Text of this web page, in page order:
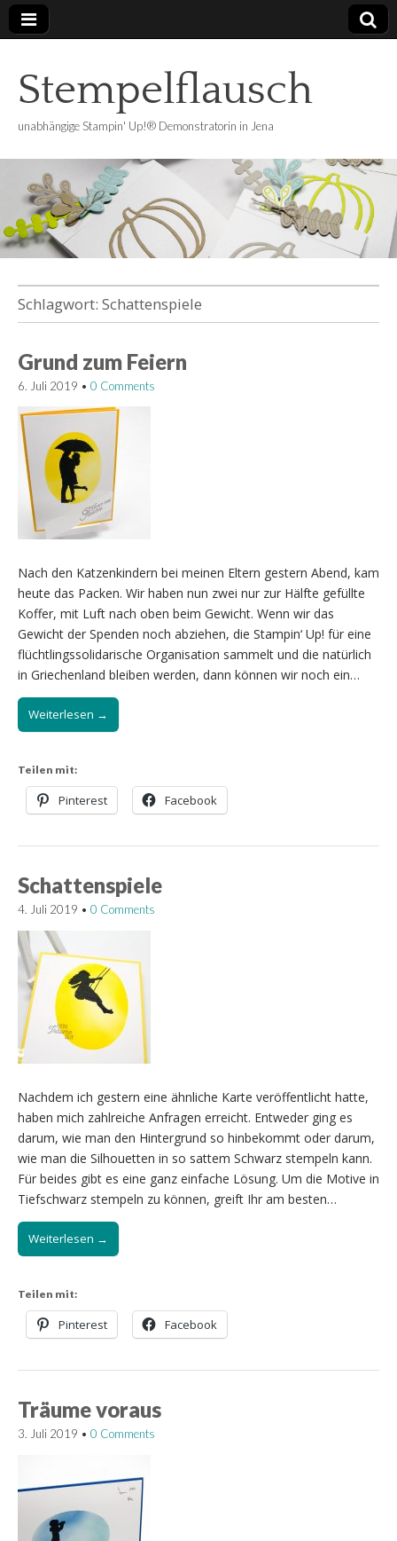
Stempelflausch
unabhängige Stampin' Up!® Demonstratorin in Jena
Schlagwort: Schattenspiele
Grund zum Feiern
6. Juli 2019 • 0 Comments
Nach den Katzenkindern bei meinen Eltern gestern Abend, kam
heute das Packen. Wir haben nun zwei nur zur Hälfte gefüllte
Koffer, mit Luft nach oben beim Gewicht. Wenn wir das
Gewicht der Spenden noch abziehen, die Stampin‘ Up! für eine
flüchtlingssolidarische Organisation sammelt und die natürlich
in Griechenland bleiben werden, dann können wir noch ein…
Weiterlesen →
Teilen mit:
Pinterest Facebook
Schattenspiele
4. Juli 2019 • 0 Comments
Nachdem ich gestern eine ähnliche Karte veröffentlicht hatte,
haben mich zahlreiche Anfragen erreicht. Entweder ging es
darum, wie man den Hintergrund so hinbekommt oder darum,
wie man die Silhouetten in so sattem Schwarz stempeln kann.
Für beides gibt es eine ganz einfache Lösung. Um die Motive in
Tiefschwarz stempeln zu können, greift Ihr am besten…
Weiterlesen →
Teilen mit:
Pinterest Facebook
Träume voraus
3. Juli 2019 • 0 Comments